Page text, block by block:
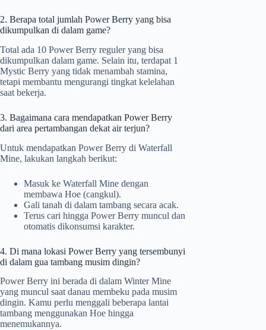
2. Berapa total jumlah Power Berry yang bisa
dikumpulkan di dalam game?
Total ada 10 Power Berry reguler yang bisa
dikumpulkan dalam game. Selain itu, terdapat 1
Mystic Berry yang tidak menambah stamina,
tetapi membantu mengurangi tingkat kelelahan
saat bekerja.
3. Bagaimana cara mendapatkan Power Berry
dari area pertambangan dekat air terjun?
Untuk mendapatkan Power Berry di Waterfall
Mine, lakukan langkah berikut:
Masuk ke Waterfall Mine dengan
membawa Hoe (cangkul).
Gali tanah di dalam tambang secara acak.
Terus cari hingga Power Berry muncul dan
otomatis dikonsumsi karakter.
4. Di mana lokasi Power Berry yang tersembunyi
di dalam gua tambang musim dingin?
Power Berry ini berada di dalam Winter Mine
yang muncul saat danau membeku pada musim
dingin. Kamu perlu menggali beberapa lantai
tambang menggunakan Hoe hingga
menemukannya.